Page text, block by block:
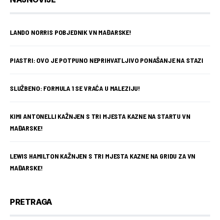
LANDO NORRIS POBJEDNIK VN MAĐARSKE!
PIASTRI: OVO JE POTPUNO NEPRIHVATLJIVO PONAŠANJE NA STAZI
SLUŽBENO: FORMULA 1 SE VRAĆA U MALEZIJU!
KIMI ANTONELLI KAŽNJEN S TRI MJESTA KAZNE NA STARTU VN
MAĐARSKE!
LEWIS HAMILTON KAŽNJEN S TRI MJESTA KAZNE NA GRIDU ZA VN
MAĐARSKE!
PRETRAGA